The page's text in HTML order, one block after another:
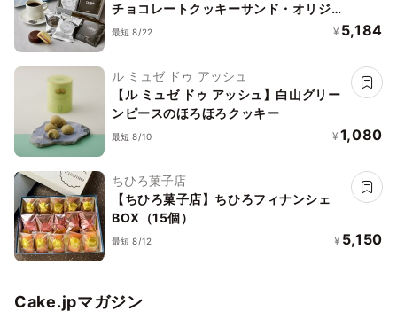
チョコレートクッキーサンド・オリジナ
ルコーヒーセット
最短 8/22 ¥ 5,184
ル ミュゼ ドゥ アッシュ
【ル ミュゼ ドゥ アッシュ】白山グリー
ンピースのほろほろクッキー
最短 8/10 ¥ 1,080
ちひろ菓子店
【ちひろ菓子店】ちひろフィナンシェ
BOX（15個）
最短 8/12 ¥ 5,150
Cake.jpマガジン